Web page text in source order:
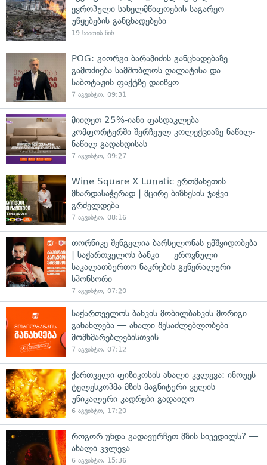
ევროპული სახელმწიფოების საგარეო
უწყებების განცხადებები
19 საათის წინ
POG: გიორგი ბარამიძის განცხადებაზე
გამოძიება სამშობლოს ღალატისა და
საბოტაჟის ფაქტზე დაიწყო
7 აგვისტო, 09:31
მიიღეთ 25%-იანი ფასდაკლება
კომფორტერში შერჩეულ კოლექციაზე ნაწილ-
ნაწილ გადახდისას
7 აგვისტო, 09:27
Wine Square X Lunatic ერთმანეთის
მხარდასაჭერად | მცირე ბიზნესის ჯაჭვი
გრძელდება
7 აგვისტო, 08:16
თორნიკე შენგელია ბარსელონას ემშვიდობება
| საქართველოს ბანკი — ეროვნული
საკალათბურთო ნაკრების გენერალური
სპონსორი
7 აგვისტო, 07:20
საქართველოს ბანკის მობილბანკის მორიგი
განახლება — ახალი შესაძლებლობები
მომხმარებლებისთვის
7 აგვისტო, 07:12
ქართველი ფიზიკოსის ახალი კვლევა: ინოუეს
ტელესკოპმა მზის მაგნიტური ველის
უნიკალური კადრები გადაიღო
6 აგვისტო, 17:20
როგორ უნდა გადავურჩეთ მზის სიკვდილს? —
ახალი კვლევა
6 აგვისტო, 15:36